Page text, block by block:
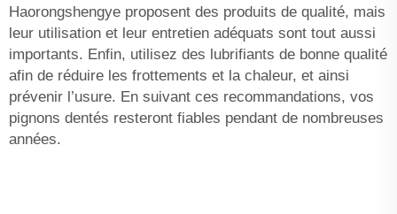
Haorongshengye proposent des produits de qualité, mais
leur utilisation et leur entretien adéquats sont tout aussi
importants. Enfin, utilisez des lubrifiants de bonne qualité
afin de réduire les frottements et la chaleur, et ainsi
prévenir l’usure. En suivant ces recommandations, vos
pignons dentés resteront fiables pendant de nombreuses
années.